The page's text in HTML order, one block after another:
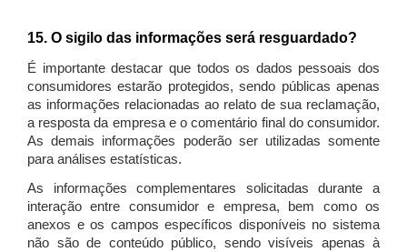
15. O sigilo das informações será resguardado?
É importante destacar que todos os dados pessoais dos
consumidores estarão protegidos, sendo públicas apenas
as informações relacionadas ao relato de sua reclamação,
a resposta da empresa e o comentário final do consumidor.
As demais informações poderão ser utilizadas somente
para análises estatísticas.
As informações complementares solicitadas durante a
interação entre consumidor e empresa, bem como os
anexos e os campos específicos disponíveis no sistema
não são de conteúdo público, sendo visíveis apenas à